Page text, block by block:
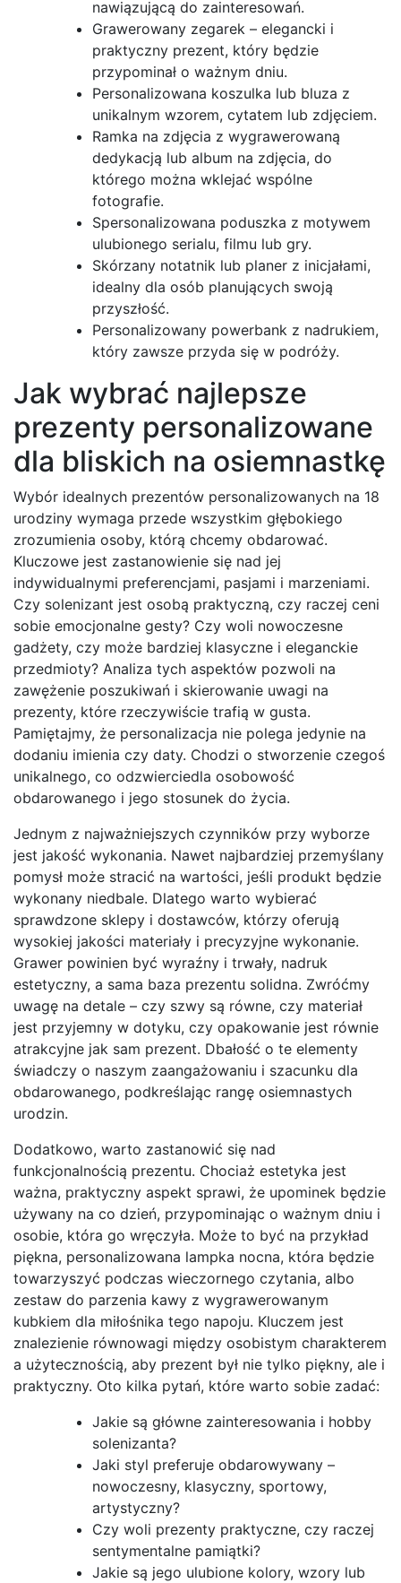
nawiązującą do zainteresowań.
Grawerowany zegarek – elegancki i
praktyczny prezent, który będzie
przypominał o ważnym dniu.
Personalizowana koszulka lub bluza z
unikalnym wzorem, cytatem lub zdjęciem.
Ramka na zdjęcia z wygrawerowaną
dedykacją lub album na zdjęcia, do
którego można wklejać wspólne
fotografie.
Spersonalizowana poduszka z motywem
ulubionego serialu, filmu lub gry.
Skórzany notatnik lub planer z inicjałami,
idealny dla osób planujących swoją
przyszłość.
Personalizowany powerbank z nadrukiem,
który zawsze przyda się w podróży.
Jak wybrać najlepsze
prezenty personalizowane
dla bliskich na osiemnastkę
Wybór idealnych prezentów personalizowanych na 18
urodziny wymaga przede wszystkim głębokiego
zrozumienia osoby, którą chcemy obdarować.
Kluczowe jest zastanowienie się nad jej
indywidualnymi preferencjami, pasjami i marzeniami.
Czy solenizant jest osobą praktyczną, czy raczej ceni
sobie emocjonalne gesty? Czy woli nowoczesne
gadżety, czy może bardziej klasyczne i eleganckie
przedmioty? Analiza tych aspektów pozwoli na
zawężenie poszukiwań i skierowanie uwagi na
prezenty, które rzeczywiście trafią w gusta.
Pamiętajmy, że personalizacja nie polega jedynie na
dodaniu imienia czy daty. Chodzi o stworzenie czegoś
unikalnego, co odzwierciedla osobowość
obdarowanego i jego stosunek do życia.
Jednym z najważniejszych czynników przy wyborze
jest jakość wykonania. Nawet najbardziej przemyślany
pomysł może stracić na wartości, jeśli produkt będzie
wykonany niedbale. Dlatego warto wybierać
sprawdzone sklepy i dostawców, którzy oferują
wysokiej jakości materiały i precyzyjne wykonanie.
Grawer powinien być wyraźny i trwały, nadruk
estetyczny, a sama baza prezentu solidna. Zwróćmy
uwagę na detale – czy szwy są równe, czy materiał
jest przyjemny w dotyku, czy opakowanie jest równie
atrakcyjne jak sam prezent. Dbałość o te elementy
świadczy o naszym zaangażowaniu i szacunku dla
obdarowanego, podkreślając rangę osiemnastych
urodzin.
Dodatkowo, warto zastanowić się nad
funkcjonalnością prezentu. Chociaż estetyka jest
ważna, praktyczny aspekt sprawi, że upominek będzie
używany na co dzień, przypominając o ważnym dniu i
osobie, która go wręczyła. Może to być na przykład
piękna, personalizowana lampka nocna, która będzie
towarzyszyć podczas wieczornego czytania, albo
zestaw do parzenia kawy z wygrawerowanym
kubkiem dla miłośnika tego napoju. Kluczem jest
znalezienie równowagi między osobistym charakterem
a użytecznością, aby prezent był nie tylko piękny, ale i
praktyczny. Oto kilka pytań, które warto sobie zadać:
Jakie są główne zainteresowania i hobby
solenizanta?
Jaki styl preferuje obdarowywany –
nowoczesny, klasyczny, sportowy,
artystyczny?
Czy woli prezenty praktyczne, czy raczej
sentymentalne pamiątki?
Jakie są jego ulubione kolory, wzory lub